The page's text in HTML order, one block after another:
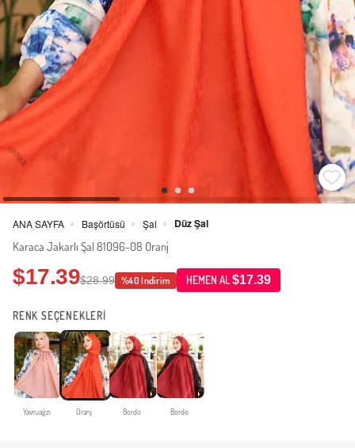
ANA SAYFA > Başörtüsü > Şal > Düz Şal
Karaca Jakarlı Şal 81096-08 Oranj
$17.39$28.99 %40 İndirim HEMEN AL$17.39
RENK SEÇENEKLERİ
Yavruağzı Oranj Bordo Bordo